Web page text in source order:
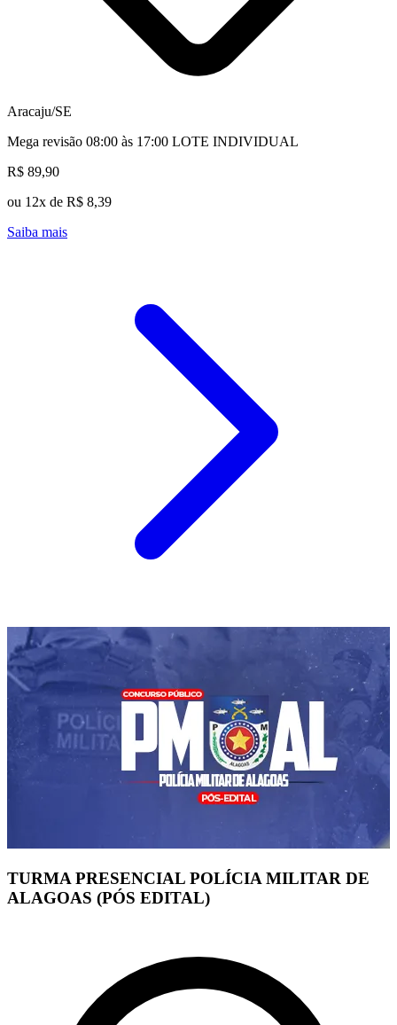
Aracaju/SE
Mega revisão 08:00 às 17:00 LOTE INDIVIDUAL
R$ 89,90
ou 12x de R$ 8,39
Saiba mais
TURMA PRESENCIAL POLÍCIA MILITAR DE
ALAGOAS (PÓS EDITAL)